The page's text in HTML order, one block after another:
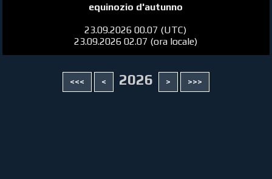
equinozio d'autunno
23.09.2026 00.07 (UTC)
23.09.2026 02.07 (ora locale)
2026